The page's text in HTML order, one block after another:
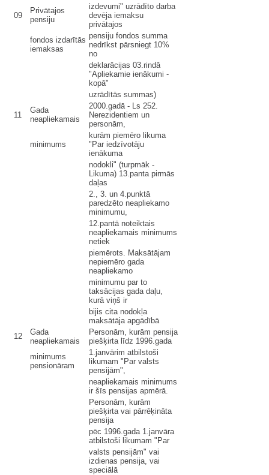
09
Privātajos
pensiju
izdevumi" uzrādīto darba
devēja iemaksu
privātajos
fondos izdarītās
iemaksas
pensiju fondos summa
nedrīkst pārsniegt 10%
no
deklarācijas 03.rindā
"Apliekamie ienākumi -
kopā"
uzrādītās summas)
11
Gada
neapliekamais
2000.gadā - Ls 252.
Nerezidentiem un
personām,
minimums
kurām piemēro likuma
"Par iedzīvotāju
ienākuma
nodokli" (turpmāk -
Likuma) 13.panta pirmās
daļas
2., 3. un 4.punktā
paredzēto neapliekamo
minimumu,
12.pantā noteiktais
neapliekamais minimums
netiek
piemērots. Maksātājam
nepiemēro gada
neapliekamo
minimumu par to
taksācijas gada daļu,
kurā viņš ir
bijis cita nodokļa
maksātāja apgādībā
12
Gada
neapliekamais
Personām, kurām pensija
piešķirta līdz 1996.gada
minimums
pensionāram
1.janvārim atbilstoši
likumam "Par valsts
pensijām",
neapliekamais minimums
ir šīs pensijas apmērā.
Personām, kurām
piešķirta vai pārrēķināta
pensija
pēc 1996.gada 1.janvāra
atbilstoši likumam "Par
valsts pensijām" vai
izdienas pensija, vai
speciālā